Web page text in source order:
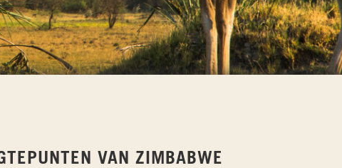
VAN ZIMBABWE